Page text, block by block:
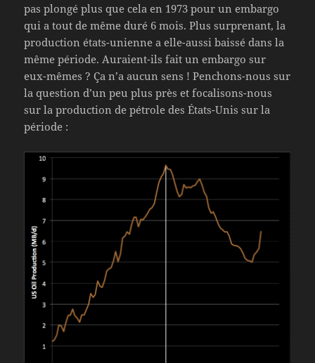
pas plongé plus que cela en 1973 pour un embargo
qui a tout de même duré 6 mois. Plus surprenant, la
production états-unienne a elle-aussi baissé dans la
même période. Auraient-ils fait un embargo sur
eux-mêmes ? Ça n’a aucun sens ! Penchons-nous sur
la question d’un peu plus près et focalisons-nous
sur la production de pétrole des États-Unis sur la
période :